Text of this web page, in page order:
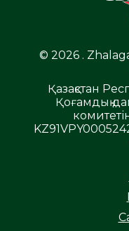
© 2026 .
Қазақстан
Қоғамдық